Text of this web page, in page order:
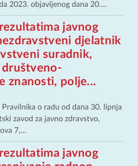
2023. objavljenog dana 20....
javnog
djelatnik
suradnik,
znanosti, polje...
o radu od dana 30. lipnja
zavod za javno zdravstvo,
7,...
javnog